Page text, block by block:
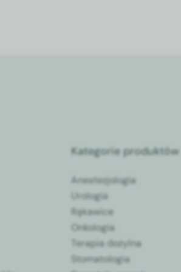
Kategorie produktów
Anestezjologia
Urologia
Rękawice
Onkologia
Terapia dożylna
Stomatologia